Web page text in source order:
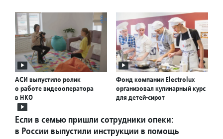
АСИ выпустило ролик
о работе видеооператора
в НКО
Фонд компании Electrolux
организовал кулинарный курс
для детей-сирот
Если в семью пришли сотрудники опеки:
в России выпустили инструкции в помощь